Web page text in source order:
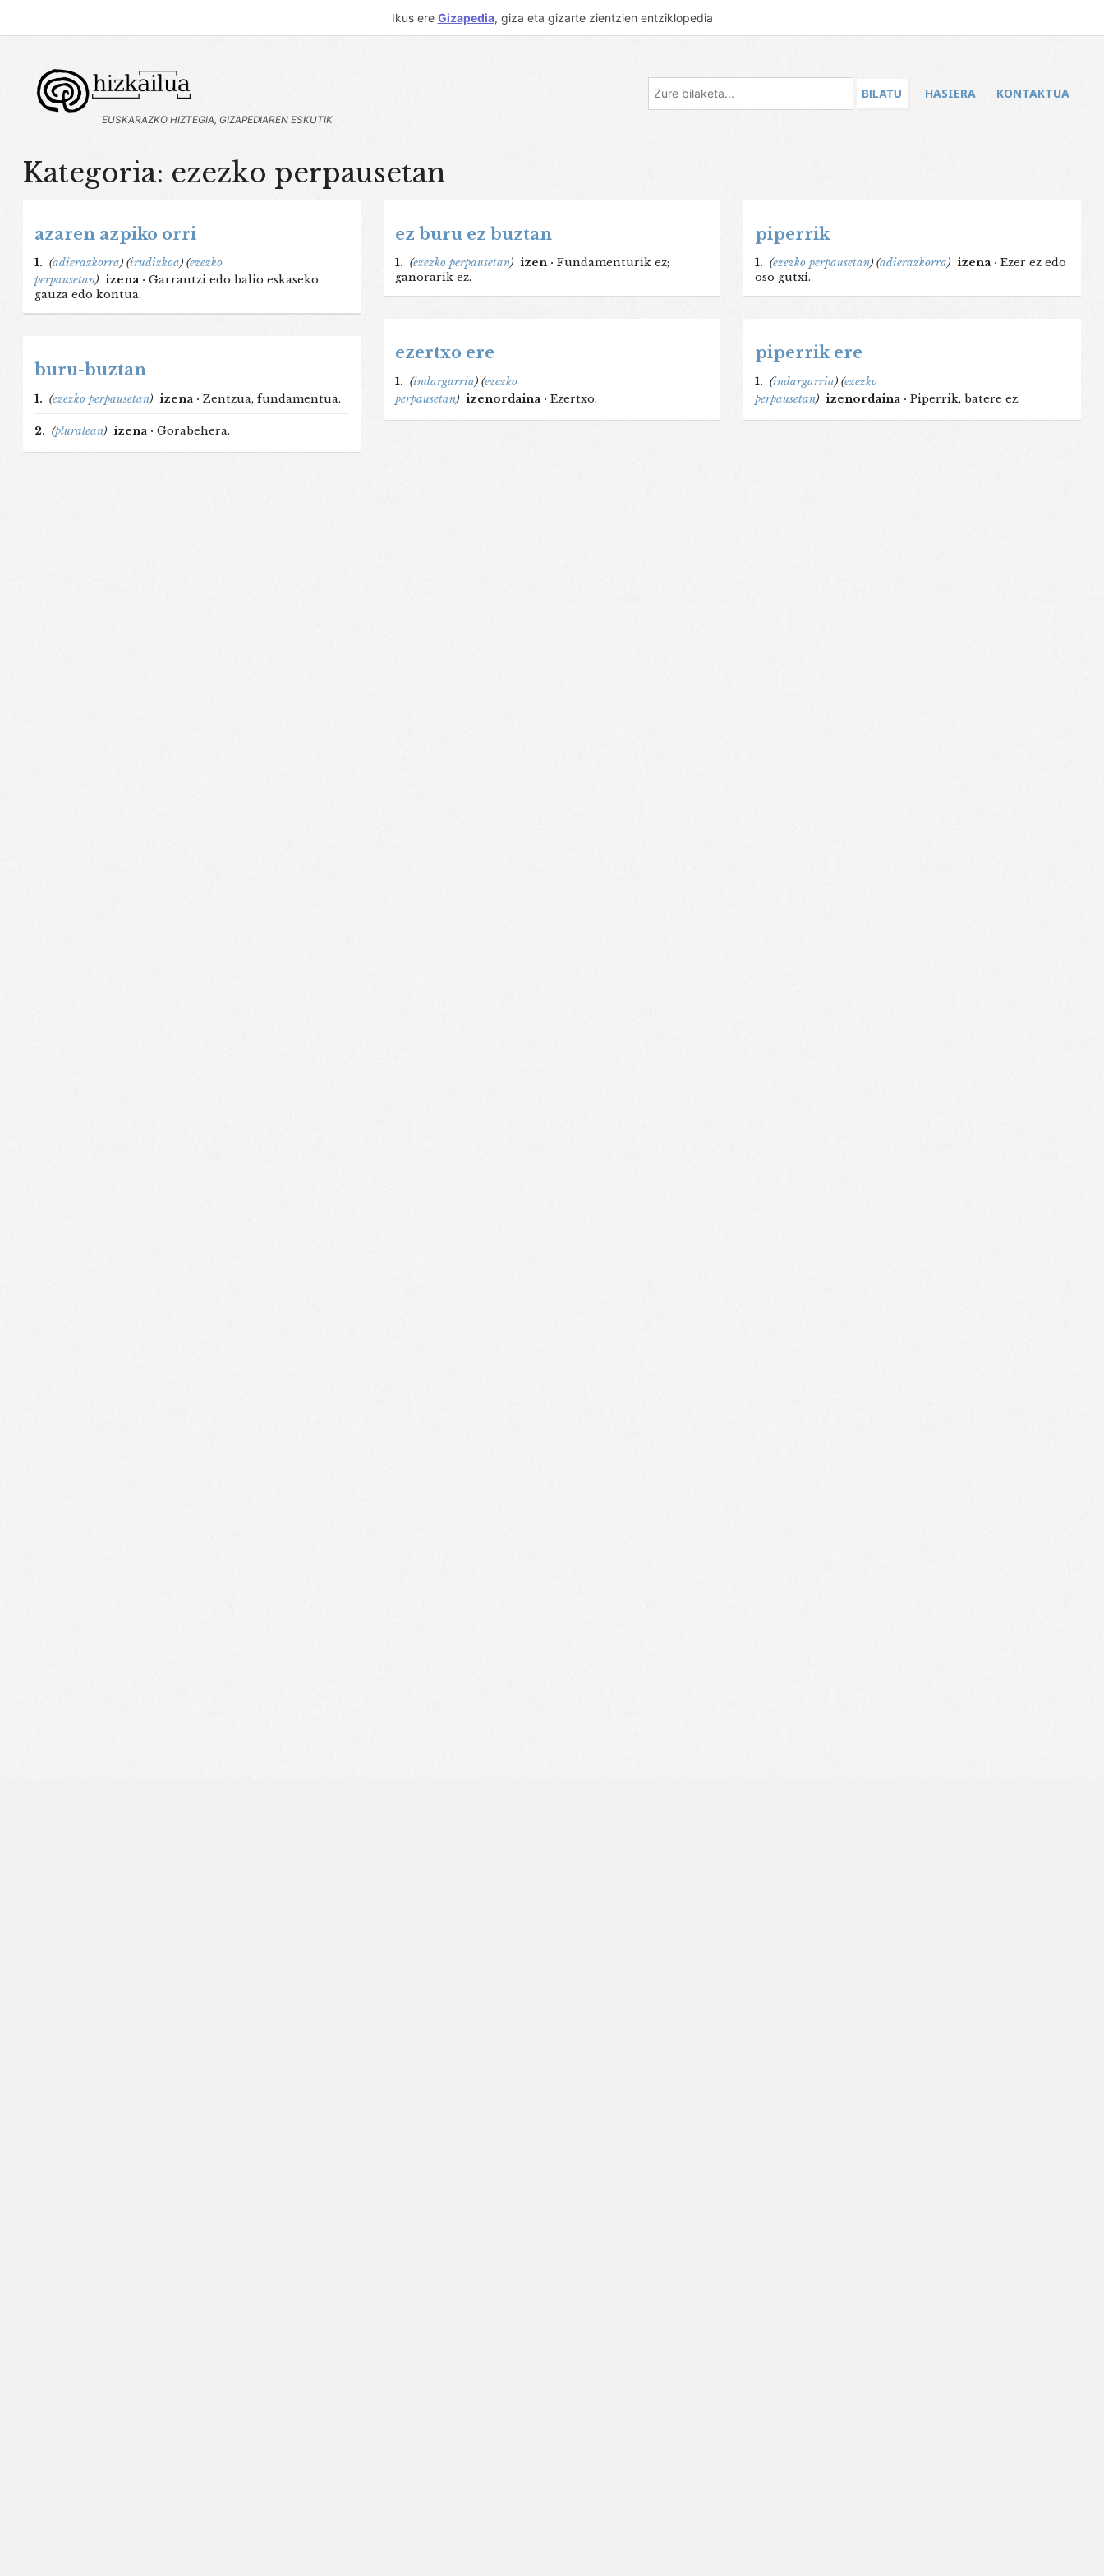
Ikus ere Gizapedia, giza eta gizarte zientzien entziklopedia
EUSKARAZKO HIZTEGIA, GIZAPEDIAREN ESKUTIK
HASIERA KONTAKTUA
Kategoria: ezezko perpausetan
azaren azpiko orri
1. (adierazkorra) (irudizkoa) (ezezko
perpausetan) izena · Garrantzi edo balio eskaseko
gauza edo kontua.
buru-buztan
1. (ezezko perpausetan) izena · Zentzua, fundamentua.
2. (pluralean) izena · Gorabehera.
ez buru ez buztan
1. (ezezko perpausetan) izen · Fundamenturik ez;
ganorarik ez.
ezertxo ere
1. (indargarria) (ezezko
perpausetan) izenordaina · Ezertxo.
piperrik
1. (ezezko perpausetan) (adierazkorra) izena · Ezer ez edo
oso gutxi.
piperrik ere
1. (indargarria) (ezezko
perpausetan) izenordaina · Piperrik, batere ez.